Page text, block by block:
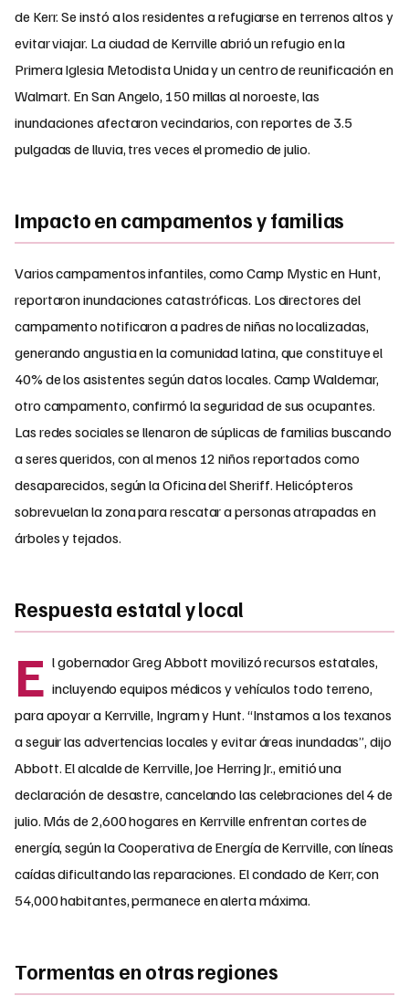
de Kerr. Se instó a los residentes a refugiarse en terrenos altos y
evitar viajar. La ciudad de Kerrville abrió un refugio en la
Primera Iglesia Metodista Unida y un centro de reunificación en
Walmart. En San Angelo, 150 millas al noroeste, las
inundaciones afectaron vecindarios, con reportes de 3.5
pulgadas de lluvia, tres veces el promedio de julio.
Impacto en campamentos y familias
Varios campamentos infantiles, como Camp Mystic en Hunt,
reportaron inundaciones catastróficas. Los directores del
campamento notificaron a padres de niñas no localizadas,
generando angustia en la comunidad latina, que constituye el
40% de los asistentes según datos locales. Camp Waldemar,
otro campamento, confirmó la seguridad de sus ocupantes.
Las redes sociales se llenaron de súplicas de familias buscando
a seres queridos, con al menos 12 niños reportados como
desaparecidos, según la Oficina del Sheriff. Helicópteros
sobrevuelan la zona para rescatar a personas atrapadas en
árboles y tejados.
Respuesta estatal y local
E l gobernador Greg Abbott movilizó recursos estatales,
incluyendo equipos médicos y vehículos todo terreno,
para apoyar a Kerrville, Ingram y Hunt. “Instamos a los texanos
a seguir las advertencias locales y evitar áreas inundadas”, dijo
Abbott. El alcalde de Kerrville, Joe Herring Jr., emitió una
declaración de desastre, cancelando las celebraciones del 4 de
julio. Más de 2,600 hogares en Kerrville enfrentan cortes de
energía, según la Cooperativa de Energía de Kerrville, con líneas
caídas dificultando las reparaciones. El condado de Kerr, con
54,000 habitantes, permanece en alerta máxima.
Tormentas en otras regiones